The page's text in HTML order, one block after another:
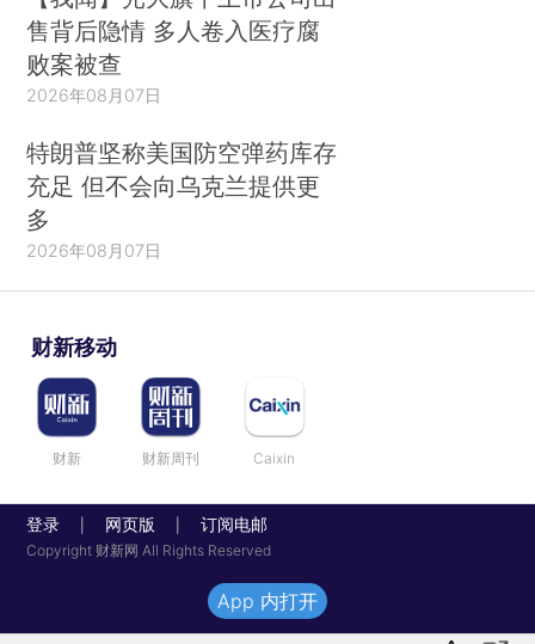
售背后隐情 多人卷入医疗腐
败案被查
2026年08月07日
特朗普坚称美国防空弹药库存
充足 但不会向乌克兰提供更
多
2026年08月07日
财新移动
财新 财新周刊 Caixin
登录 网页版 订阅电邮
Copyright 财新网 All Rights Reserved
App 内打开